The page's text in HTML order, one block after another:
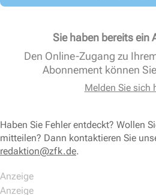
Sie haben bereits ein
Den Online-Zugang zu
Abonnement können Sie
Melden Sie sich
Haben Sie Fehler entdeckt? Wollen
mitteilen? Dann kontaktieren Sie
redaktion@zfk.de.